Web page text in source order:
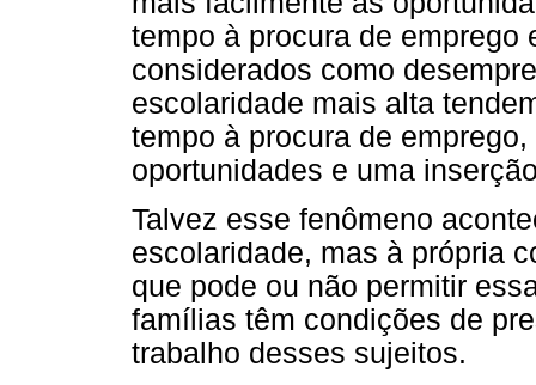
tempo à procura de emprego
considerados como
escolaridade mais alta
tempo à procura de
oportunidades e uma
Talvez esse fenômeno
escolaridade, mas à própria
que pode ou não permitir
famílias têm condições de
trabalho desses sujeitos.